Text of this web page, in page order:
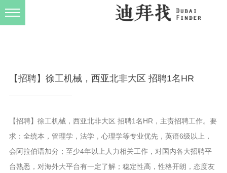
【招聘】徐工机械，西亚北非大区 招聘1名HR
【招聘】徐工机械，西亚北非大区 招聘1名HR，主责招聘工作。要
求：全统本，管理学，法学，心理学等专业优先，英语6级以上，
会阿拉伯语加分；至少4年以上人力相关工作，对国内各大招聘平
台熟悉，对海外大平台有一定了解；稳定性高，性格开朗，态度友